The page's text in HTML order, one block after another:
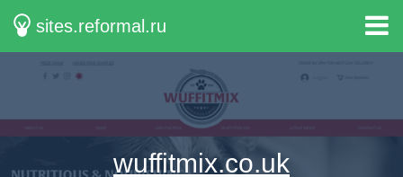
sites.reformal.ru
wuffitmix.co.uk